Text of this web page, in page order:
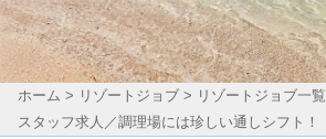
ホーム > リゾートジョブ > リゾートジョブ一覧
スタッフ求人／調理場には珍しい通しシフト！